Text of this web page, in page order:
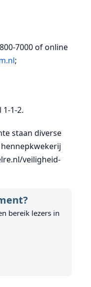
7000 of online
;
1-2.
staan diverse
veiligheid-
bereik lezers in